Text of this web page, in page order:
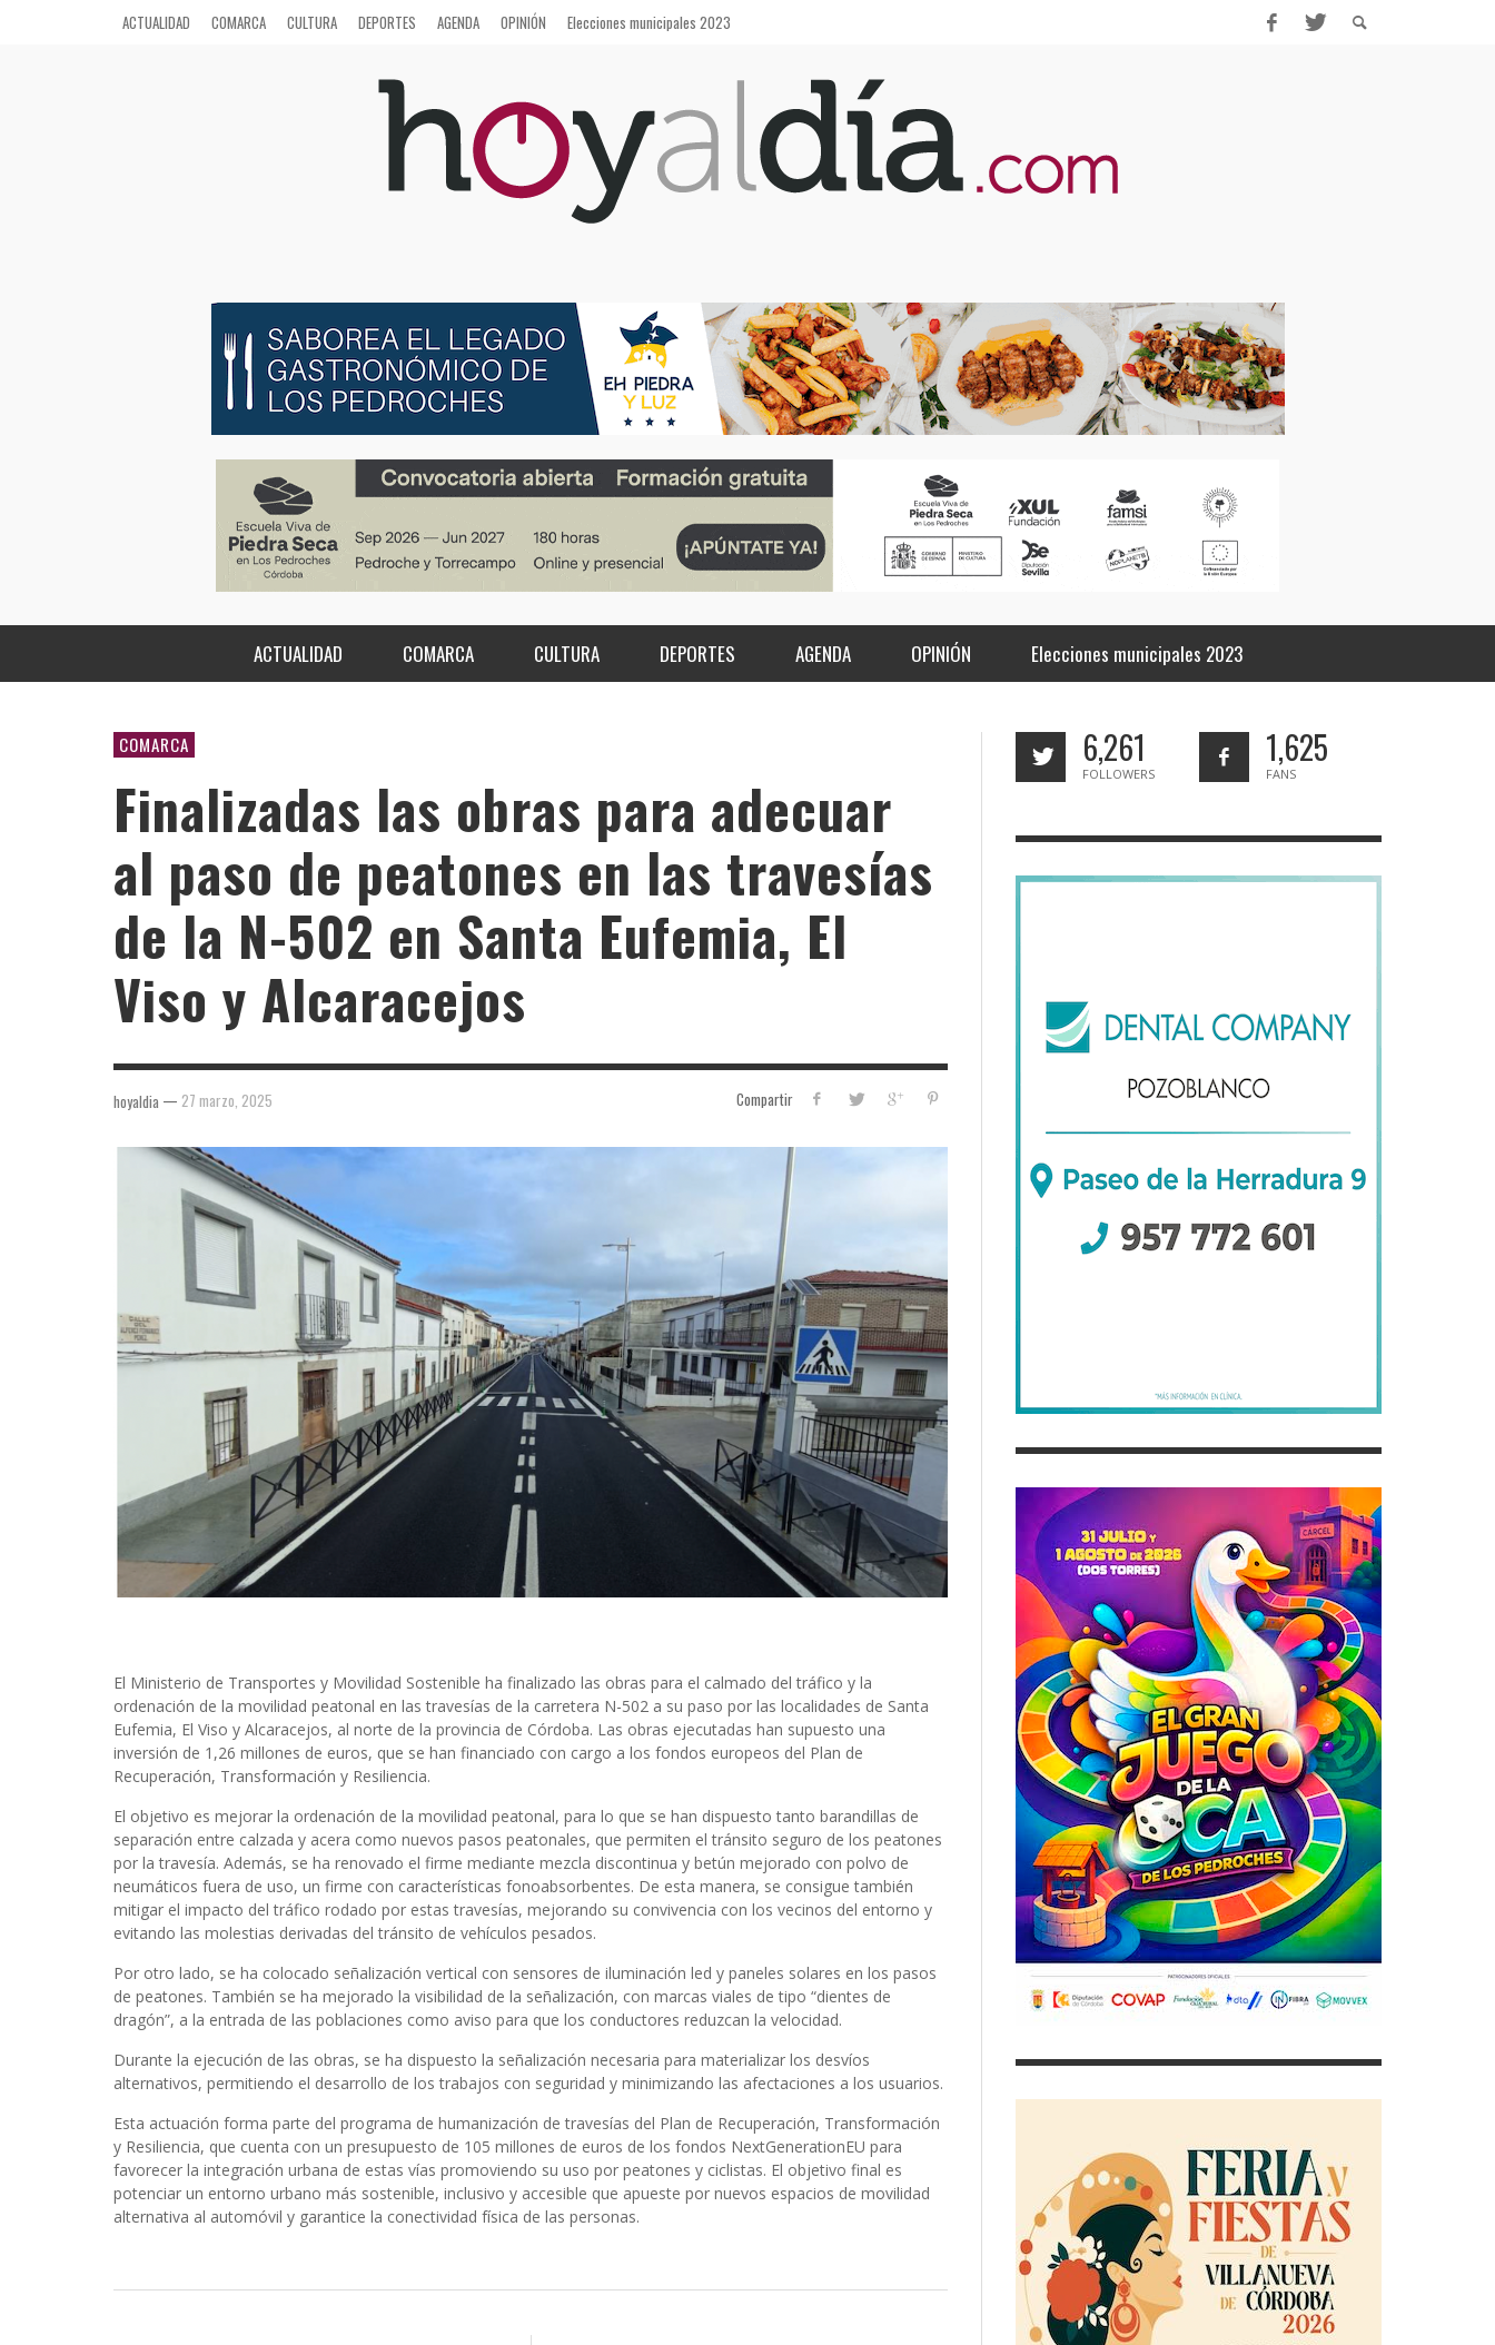
ACTUALIDAD COMARCA CULTURA DEPORTES AGENDA OPINIÓN Elecciones municipales 2023
ACTUALIDAD COMARCA CULTURA DEPORTES AGENDA OPINIÓN Elecciones municipales 2023
COMARCA
Finalizadas las obras para adecuar
al paso de peatones en las travesías
de la N-502 en Santa Eufemia, El
Viso y Alcaracejos
Compartir
hoyaldia — 27 marzo, 2025
El Ministerio de Transportes y Movilidad Sostenible ha finalizado las obras para el calmado del tráfico y la
ordenación de la movilidad peatonal en las travesías de la carretera N-502 a su paso por las localidades de Santa
Eufemia, El Viso y Alcaracejos, al norte de la provincia de Córdoba. Las obras ejecutadas han supuesto una
inversión de 1,26 millones de euros, que se han financiado con cargo a los fondos europeos del Plan de
Recuperación, Transformación y Resiliencia.
El objetivo es mejorar la ordenación de la movilidad peatonal, para lo que se han dispuesto tanto barandillas de
separación entre calzada y acera como nuevos pasos peatonales, que permiten el tránsito seguro de los peatones
por la travesía. Además, se ha renovado el firme mediante mezcla discontinua y betún mejorado con polvo de
neumáticos fuera de uso, un firme con características fonoabsorbentes. De esta manera, se consigue también
mitigar el impacto del tráfico rodado por estas travesías, mejorando su convivencia con los vecinos del entorno y
evitando las molestias derivadas del tránsito de vehículos pesados.
Por otro lado, se ha colocado señalización vertical con sensores de iluminación led y paneles solares en los pasos
de peatones. También se ha mejorado la visibilidad de la señalización, con marcas viales de tipo “dientes de
dragón”, a la entrada de las poblaciones como aviso para que los conductores reduzcan la velocidad.
Durante la ejecución de las obras, se ha dispuesto la señalización necesaria para materializar los desvíos
alternativos, permitiendo el desarrollo de los trabajos con seguridad y minimizando las afectaciones a los usuarios.
Esta actuación forma parte del programa de humanización de travesías del Plan de Recuperación, Transformación
y Resiliencia, que cuenta con un presupuesto de 105 millones de euros de los fondos NextGenerationEU para
favorecer la integración urbana de estas vías promoviendo su uso por peatones y ciclistas. El objetivo final es
potenciar un entorno urbano más sostenible, inclusivo y accesible que apueste por nuevos espacios de movilidad
alternativa al automóvil y garantice la conectividad física de las personas.
6,261
FOLLOWERS
1,625
FANS